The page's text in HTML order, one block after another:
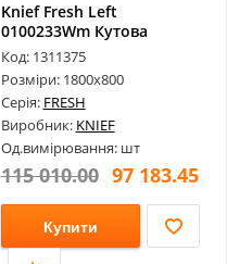
Knief Fresh Left
0100233Wm Кутова
Акрилова Ванна 180...
Код: 1311375
Розміри: 1800х800
Серія: FRESH
Виробник: KNIEF
Од.вимірювання: шт
115 010.00 97 183.45
Купити